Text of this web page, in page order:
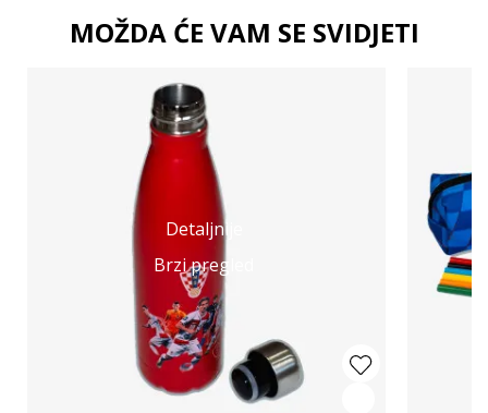
MOŽDA ĆE VAM SE SVIDJETI
Detaljnije
Brzi pregled